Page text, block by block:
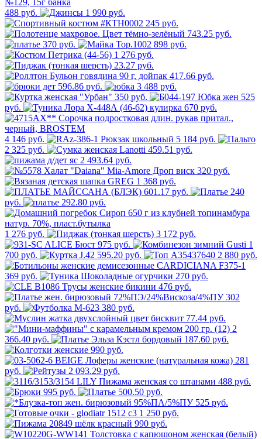
488 руб.
1 990 руб.
245 руб.
743.25 руб.
370 руб.
898 руб.
1 276 руб.
23.27 руб.
417.66 руб.
596.86 руб.
3 488 руб.
350 руб.
525
руб.
670 руб.
4 146 руб.
5 184 руб.
2 325 руб.
459.51 руб.
2 493.64 руб.
320 руб.
1 368 руб.
601.17 руб.
240
руб.
292.80 руб.
1 276 руб.
3 172 руб.
975 руб.
1
700 руб.
595.20 руб. 2 880 руб.
369 руб.
270 руб.
476 руб.
302
руб.
380 руб.
77.44 руб.
2
366.40 руб.
187.60 руб.
990 руб.
281
руб.
2 093.29 руб.
488 руб.
995 руб.
500.50 руб.
525 руб.
1 250 руб.
990 руб.